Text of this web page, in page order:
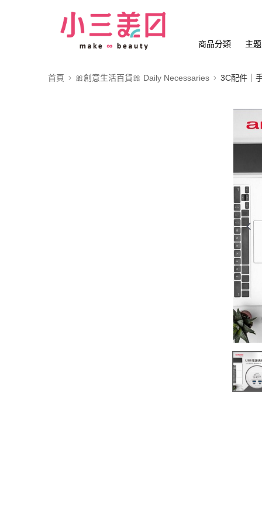
商品分類 主
首頁 🎀創意生活百貨🎀 Daily Necessaries 3C配件｜